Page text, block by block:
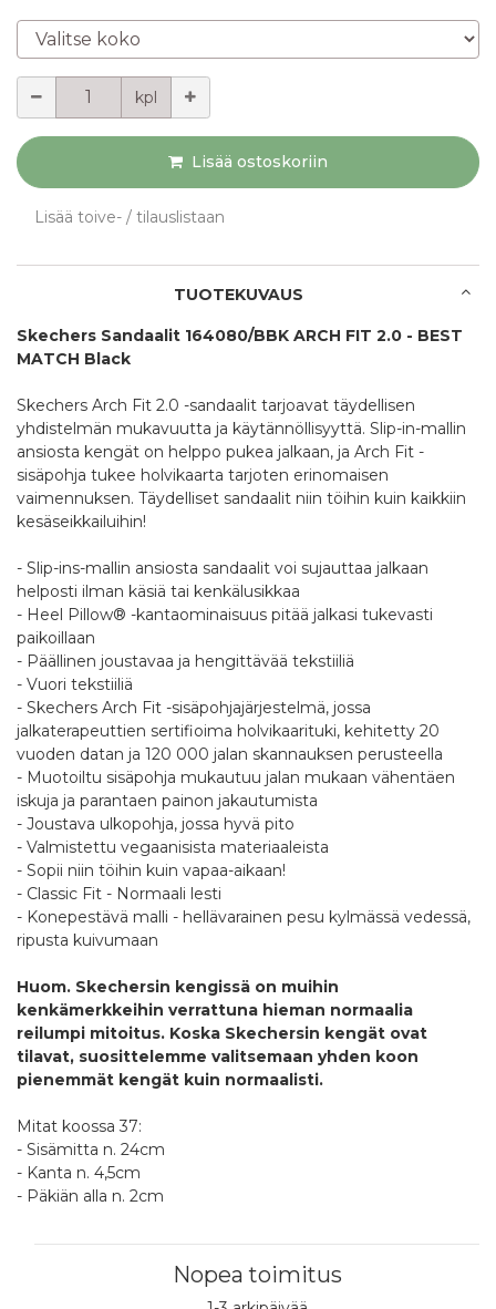
Valitse koko
kpl
Lisää ostoskoriin
Lisää toive- / tilauslistaan
TUOTEKUVAUS
Skechers Sandaalit 164080/BBK ARCH FIT 2.0 - BEST
MATCH Black
Skechers Arch Fit 2.0 -sandaalit tarjoavat täydellisen
yhdistelmän mukavuutta ja käytännöllisyyttä. Slip-in-mallin
ansiosta kengät on helppo pukea jalkaan, ja Arch Fit -
sisäpohja tukee holvikaarta tarjoten erinomaisen
vaimennuksen. Täydelliset sandaalit niin töihin kuin kaikkiin
kesäseikkailuihin!
- Slip-ins-mallin ansiosta sandaalit voi sujauttaa jalkaan
helposti ilman käsiä tai kenkälusikkaa
- Heel Pillow® -kantaominaisuus pitää jalkasi tukevasti
paikoillaan
- Päällinen joustavaa ja hengittävää tekstiiliä
- Vuori tekstiiliä
- Skechers Arch Fit -sisäpohjajärjestelmä, jossa
jalkaterapeuttien sertifioima holvikaarituki, kehitetty 20
vuoden datan ja 120 000 jalan skannauksen perusteella
- Muotoiltu sisäpohja mukautuu jalan mukaan vähentäen
iskuja ja parantaen painon jakautumista
- Joustava ulkopohja, jossa hyvä pito
- Valmistettu vegaanisista materiaaleista
- Sopii niin töihin kuin vapaa-aikaan!
- Classic Fit - Normaali lesti
- Konepestävä malli - hellävarainen pesu kylmässä vedessä,
ripusta kuivumaan
Huom. Skechersin kengissä on muihin
kenkämerkkeihin verrattuna hieman normaalia
reilumpi mitoitus. Koska Skechersin kengät ovat
tilavat, suosittelemme valitsemaan yhden koon
pienemmät kengät kuin normaalisti.
Mitat koossa 37:
- Sisämitta n. 24cm
- Kanta n. 4,5cm
- Päkiän alla n. 2cm
Nopea toimitus